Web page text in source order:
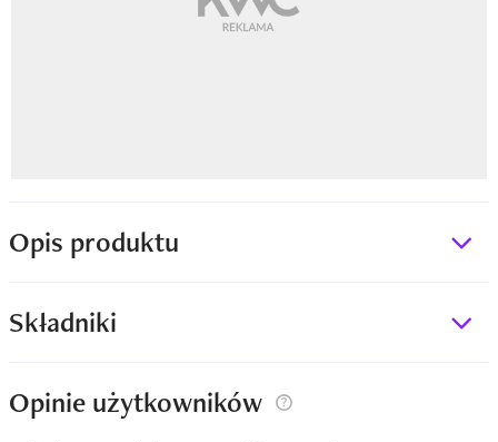
Opis produktu
Składniki
Opinie użytkowników